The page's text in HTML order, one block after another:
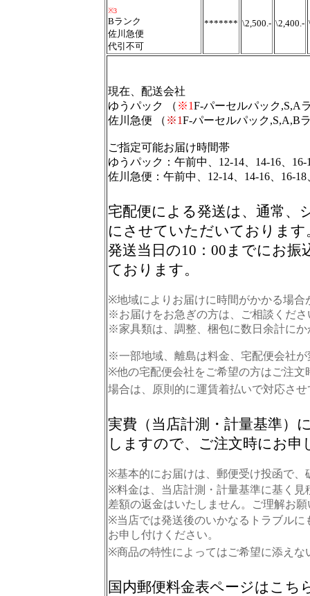
※3
Bランク
佐川急便
代引不可
******* \2,500.- \2,400.-
現在、配送会社
ゆうパック
（ ※1F-パーセルパック,S,A
佐川急便
（ ※1F-パーセルパック,S,A,B
ご指定可能お届け時間帯
ゆうパック：午前中、12-14、14-16、16-
佐川急便： 午前中、12-14、14-16、16-18
宅配便による発送は、通常、
にさせていただいております
発送当日の10：00までにお
ております。
※地域によりお届けに時間がかかる場
※お届けをお急ぎの方は、ご相談くださ
※家具類は、調整、梱包に数日余計に
※一部地域、離島は料金、宅配便会社
※他の宅配便会社をご希望の方はご注
場合は、原則的に運賃着払いで対応さ
実費（当店計測・計量基準）
しますので、ご注文時にお申
※基本的にお届けは、郵便受け投函で
※料金は、 当店計測・計量基準に基く
差額の返金はいたしません。ご理解お
※当店では発送後のいかなるトラブル
お申し付けください。
※商品の特性によってはご希望に添え
国内郵便料金表ページはこ